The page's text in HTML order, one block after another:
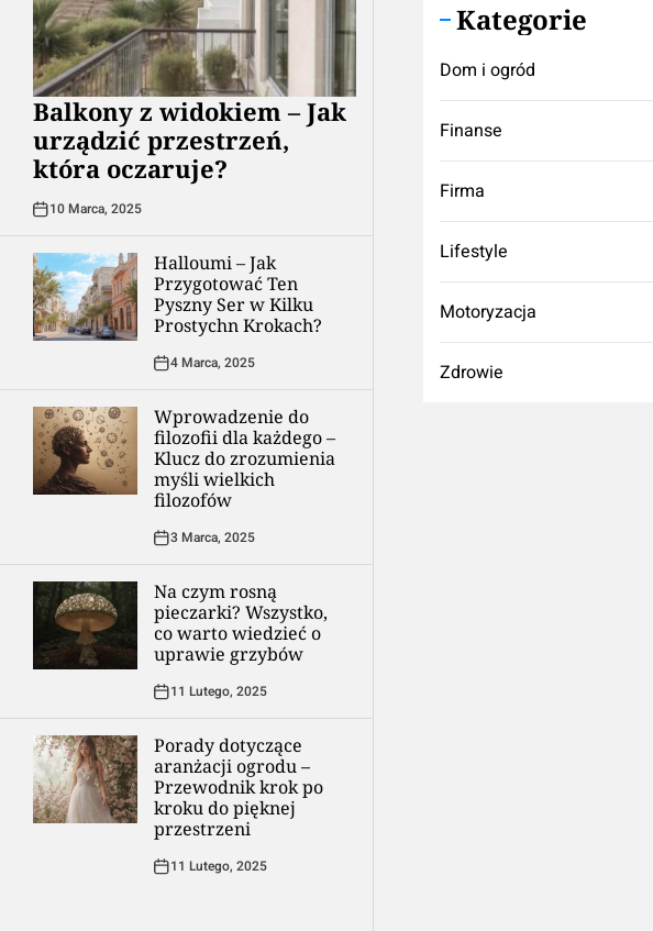
Balkony z widokiem – Jak
urządzić przestrzeń,
która oczaruje?
10 Marca, 2025
Halloumi – Jak
Przygotować Ten
Pyszny Ser w Kilku
Prostychn Krokach?
4 Marca, 2025
Wprowadzenie do
filozofii dla każdego –
Klucz do zrozumienia
myśli wielkich
filozofów
3 Marca, 2025
Na czym rosną
pieczarki? Wszystko,
co warto wiedzieć o
uprawie grzybów
11 Lutego, 2025
Porady dotyczące
aranżacji ogrodu –
Przewodnik krok po
kroku do pięknej
przestrzeni
11 Lutego, 2025
Kategorie
Dom i ogród
Finanse
Firma
Lifestyle
Motoryzacja
Zdrowie